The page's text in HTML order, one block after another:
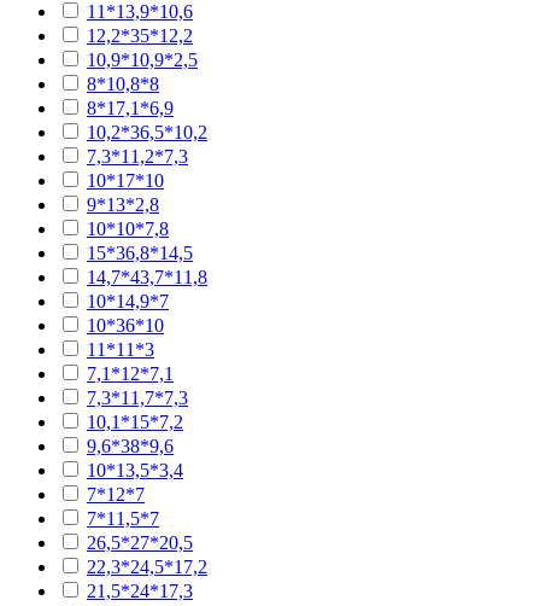
11*13,9*10,6
12,2*35*12,2
10,9*10,9*2,5
8*10,8*8
8*17,1*6,9
10,2*36,5*10,2
7,3*11,2*7,3
10*17*10
9*13*2,8
10*10*7,8
15*36,8*14,5
14,7*43,7*11,8
10*14,9*7
10*36*10
11*11*3
7,1*12*7,1
7,3*11,7*7,3
10,1*15*7,2
9,6*38*9,6
10*13,5*3,4
7*12*7
7*11,5*7
26,5*27*20,5
22,3*24,5*17,2
21,5*24*17,3